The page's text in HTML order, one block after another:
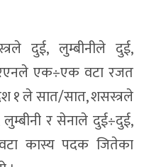
दुई, लुम्बीनीले दुई,
एक÷एक वटा रजत
१ ले सात/सात, शसस्त्रले
र सेनाले दुई÷दुई,
कास्य पदक जितेका